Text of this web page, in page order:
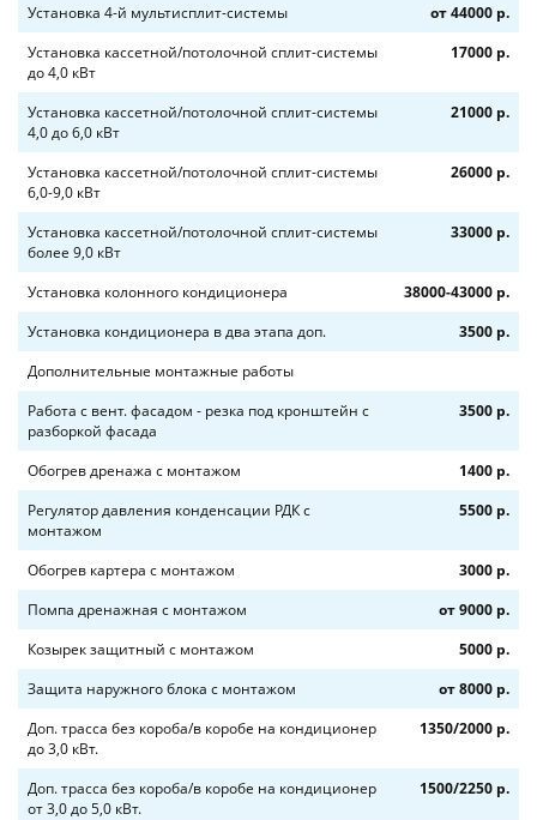
Установка 4-й мультисплит-системы
от 44000 р.
Установка кассетной/потолочной сплит-системы
до 4,0 кВт
17000 р.
Установка кассетной/потолочной сплит-системы
4,0 до 6,0 кВт
21000 р.
Установка кассетной/потолочной сплит-системы
6,0-9,0 кВт
26000 р.
Установка кассетной/потолочной сплит-системы
более 9,0 кВт
33000 р.
Установка колонного кондиционера
38000-43000 р.
Установка кондиционера в два этапа доп.
3500 р.
Дополнительные монтажные работы
Работа с вент. фасадом - резка под кронштейн с
разборкой фасада
3500 р.
Обогрев дренажа с монтажом
1400 р.
Регулятор давления конденсации РДК с
монтажом
5500 р.
Обогрев картера с монтажом
3000 р.
Помпа дренажная с монтажом
от 9000 р.
Козырек защитный с монтажом
5000 р.
Защита наружного блока с монтажом
от 8000 р.
Доп. трасса без короба/в коробе на кондиционер
до 3,0 кВт.
1350/2000 р.
Доп. трасса без короба/в коробе на кондиционер
от 3,0 до 5,0 кВт.
1500/2250 р.